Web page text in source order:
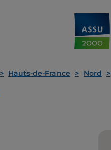
Hauts-de-France Nord